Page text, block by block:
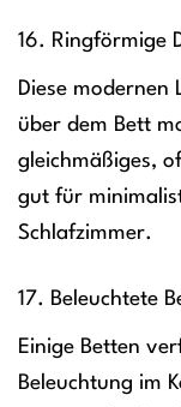
16. Ringförmige
Diese modernen
über dem Bett
gleichmäßiges,
gut für
Schlafzimmer.
17. Beleuchtete
Einige Betten
Beleuchtung im